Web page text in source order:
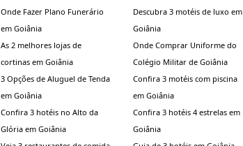
Onde Fazer Plano Funerário
em Goiânia
As 2 melhores lojas de
cortinas em Goiânia
3 Opções de Aluguel de Tenda
em Goiânia
Confira 3 hotéis no Alto da
Glória em Goiânia
Descubra 3 motéis de luxo em
Goiânia
Onde Comprar Uniforme do
Colégio Militar de Goiânia
Confira 3 motéis com piscina
em Goiânia
Confira 3 hotéis 4 estrelas em
Goiânia